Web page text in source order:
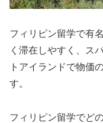
フィリピン留学で有
く滞在しやすく、ス
トアイランドで物価
す。
フィリピン留学でど